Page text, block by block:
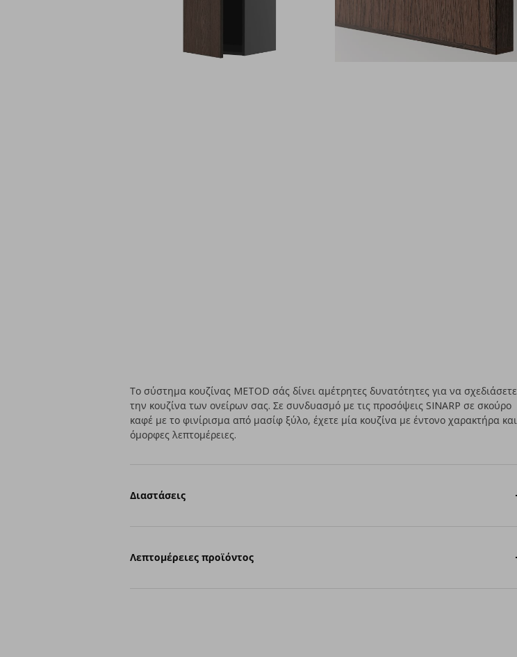
Το σύστημα κουζίνας METOD σάς δίνει αμέτρητες δυνατότητες για να σχεδιάσετε
την κουζίνα των ονείρων σας. Σε συνδυασμό με τις προσόψεις SINARP σε σκούρο
καφέ με το φινίρισμα από μασίφ ξύλο, έχετε μία κουζίνα με έντονο χαρακτήρα και
όμορφες λεπτομέρειες.
Διαστάσεις
Λεπτομέρειες προϊόντος